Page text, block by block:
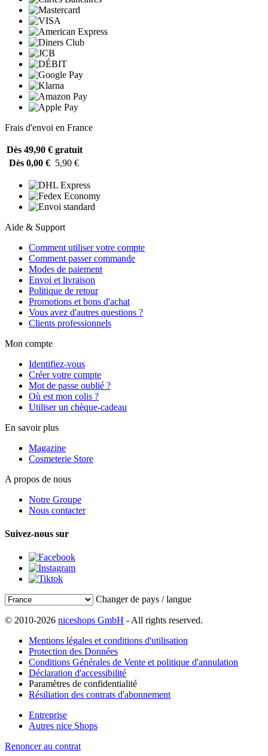
Frais d'envoi en France
Dès 49,90 € gratuit
Dès 0,00 € 5,90 €
Aide & Support
Comment utiliser votre compte
Comment passer commande
Modes de paiement
Envoi et livraison
Politique de retour
Promotions et bons d'achat
Vous avez d'autres questions ?
Clients professionnels
Mon compte
Identifiez-vous
Créer votre compte
Mot de passe oublié ?
Où est mon colis ?
Utiliser un chèque-cadeau
En savoir plus
Magazine
Cosmeterie Store
A propos de nous
Notre Groupe
Nous contacter
Suivez-nous sur
Changer de pays / langue
© 2010-2026 niceshops GmbH - All rights reserved.
Mentions légales et conditions d'utilisation
Protection des Données
Conditions Générales de Vente et politique d'annulation
Déclaration d'accessibilité
Paramètres de confidentialité
Résiliation des contrats d'abonnement
Entreprise
Autres nice Shops
Renoncer au contrat